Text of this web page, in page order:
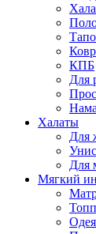
КПБ
Для
Халаты
Для
Для
Мягкий